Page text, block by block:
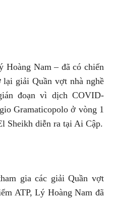
Hoàng Nam – đã có chiến
giải Quần vợt nhà nghề
đoạn vì dịch COVID-
Gramaticopolo ở vòng 1
Sheikh diễn ra tại Ai Cập.
gia các giải Quần vợt
ATP, Lý Hoàng Nam đã